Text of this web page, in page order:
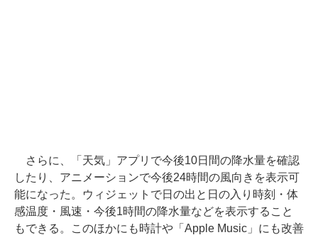
さらに、「天気」アプリで今後10日間の降水量を確認
したり、アニメーションで今後24時間の風向きを表示可
能になった。ウィジェットで日の出と日の入り時刻・体
感温度・風速・今後1時間の降水量などを表示すること
もできる。このほかにも時計や「Apple Music」にも改善